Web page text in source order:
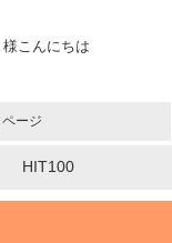
こんにちは
ージ
HIT100